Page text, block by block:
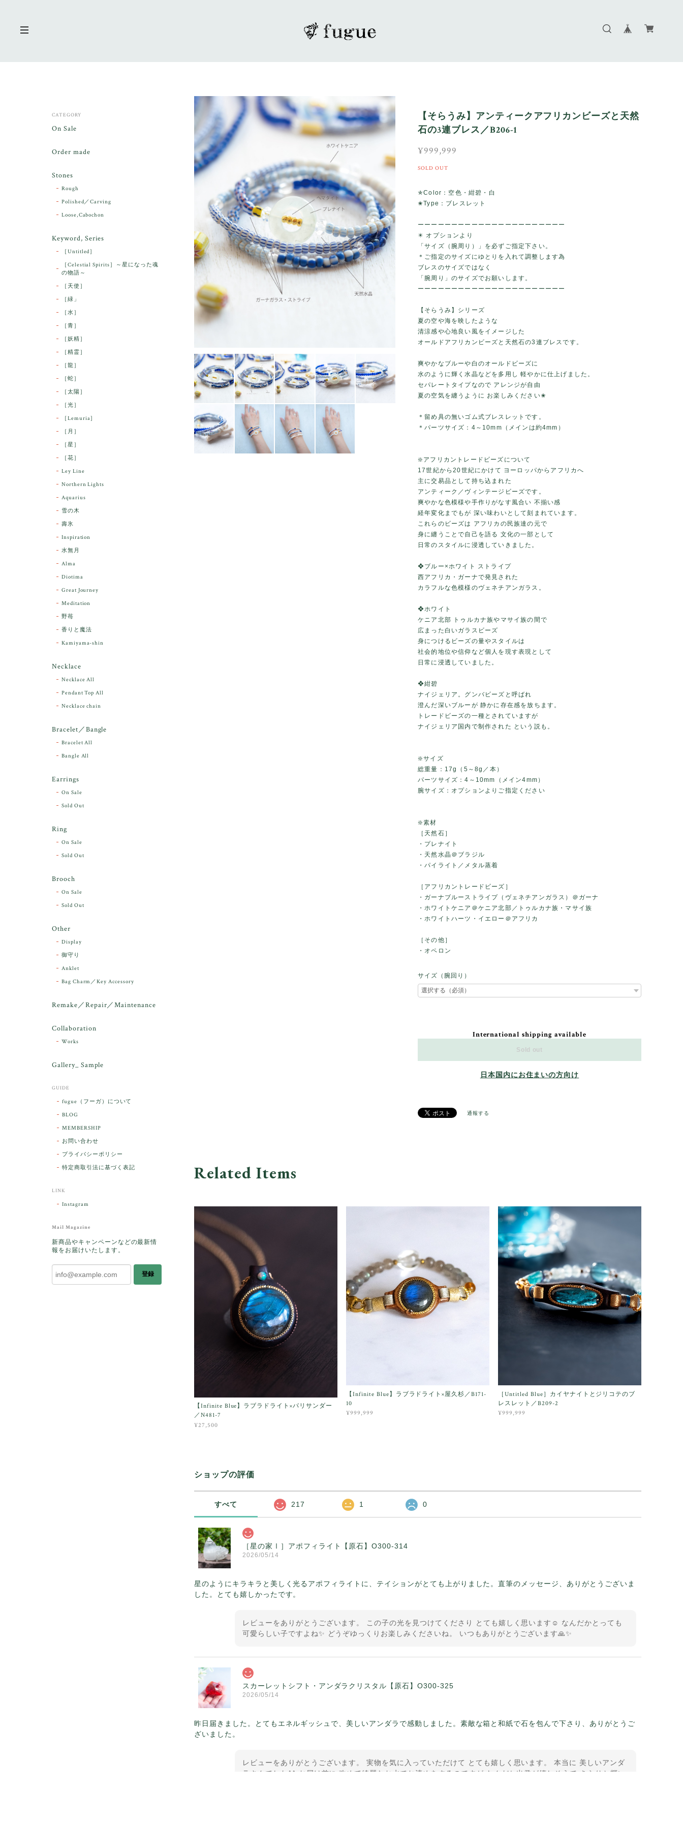
【そらうみ】アンティークアフリカンビーズと天然
石の3連ブレス／B206-1
¥999,999
SOLD OUT
✯Color：空色・紺碧・白
✬Type：ブレスレット
ーーーーーーーーーーーーーーーーーーーーーー
✴️ オプションより
「サイズ（腕周り）」を必ずご指定下さい。
＊ご指定のサイズにゆとりを入れて調整します為
ブレスのサイズではなく
「腕周り」のサイズでお願いします。
ーーーーーーーーーーーーーーーーーーーーーー
【そらうみ】シリーズ
夏の空や海を映したような
清涼感や心地良い風をイメージした
オールドアフリカンビーズと天然石の3連ブレスです。
爽やかなブルーや白のオールドビーズに
水のように輝く水晶などを多用し 軽やかに仕上げました。
セパレートタイプなので アレンジが自由
夏の空気を纏うように お楽しみください✬
＊留め具の無いゴム式ブレスレットです。
＊パーツサイズ：4～10mm（メインは約4mm）
❇️アフリカントレードビーズについて
17世紀から20世紀にかけて ヨーロッパからアフリカへ
主に交易品として持ち込まれた
アンティーク／ヴィンテージビーズです。
爽やかな色模様や手作りがなす風合い 不揃い感
経年変化までもが 深い味わいとして刻まれています。
これらのビーズは アフリカの民族達の元で
身に纏うことで自己を語る 文化の一部として
日常のスタイルに浸透していきました。
❖ブルー×ホワイト ストライプ
西アフリカ・ガーナで発見された
カラフルな色模様のヴェネチアンガラス。
❖ホワイト
ケニア北部 トゥルカナ族やマサイ族の間で
広まった白いガラスビーズ
身につけるビーズの量やスタイルは
社会的地位や信仰など個人を現す表現として
日常に浸透していました。
❖紺碧
ナイジェリア。グンバビーズと呼ばれ
澄んだ深いブルーが 静かに存在感を放ちます。
トレードビーズの一種とされていますが
ナイジェリア国内で制作された という説も。
❇️サイズ
総重量：17g（5～8g／本）
パーツサイズ：4～10mm（メイン4mm）
腕サイズ：オプションよりご指定ください
❇️素材
［天然石］
・プレナイト
・天然水晶＠ブラジル
・パイライト／メタル蒸着
［アフリカントレードビーズ］
・ガーナブルーストライプ（ヴェネチアンガラス）＠ガーナ
・ホワイトケニア＠ケニア北部／トゥルカナ族・マサイ族
・ホワイトハーツ・イエロー＠アフリカ
［その他］
・オペロン
サイズ（腕回り）
International shipping available
Sold out
日本国内にお住まいの方向け
通報する
Related Items
【Infinite Blue】ラブラドライト×パリサンダー
／N481-7
¥27,500
【Infinite Blue】ラブラドライト×屋久杉／B171-
10
¥999,999
［Untitled Blue］カイヤナイトとジリコテのブ
レスレット／B209-2
¥999,999
ショップの評価
すべて 217 1 0
［星の家Ⅰ］アポフィライト【原石】O300-314
2026/05/14
星のようにキラキラと美しく光るアポフィライトに、テイションがとても上がりました。直筆のメッセージ、ありがとうございま
した。とても嬉しかったです。
レビューをありがとうございます。 この子の光を見つけてくださり とても嬉しく思います☺️ なんだかとっても
可愛らしい子ですよね✨ どうぞゆっくりお楽しみくださいね。 いつもありがとうございます🙏✨
スカーレットシフト・アンダラクリスタル【原石】O300-325
2026/05/14
昨日届きました。とてもエネルギッシュで、美しいアンダラで感動しました。素敵な箱と和紙で石を包んで下さり、ありがとうご
ざいました。
レビューをありがとうございます。 実物を気に入っていただけて とても嬉しく思います。 本当に 美しいアンダ
ラさんでした^^ お届け前に 改めて綺麗なお水でお清めをするのですが なんだか出発が嬉しそうで きらりと輝い
CATEGORY
On Sale
Order made
Stones
Rough
Polished／Carving
Loose,Cabochon
Keyword, Series
［Untitled］
［Celestial Spirits］～星になった魂
の物語～
［天使］
［緑」
［水］
［青］
［妖精］
［精霊］
［龍］
［蛇］
［太陽］
［光］
［Lemuria］
［月］
［星］
［花］
Ley Line
Northern Lights
Aquarius
雪の木
壽氷
Inspiration
水無月
Alma
Diotima
Great Journey
Meditation
野苺
香りと魔法
Kamiyama-shin
Necklace
Necklace All
Pendant Top All
Necklace chain
Bracelet／Bangle
Bracelet All
Bangle All
Earrings
On Sale
Sold Out
Ring
On Sale
Sold Out
Brooch
On Sale
Sold Out
Other
Display
御守り
Anklet
Bag Charm／Key Accessory
Remake／Repair／Maintenance
Collaboration
Works
Gallery_ Sample
GUIDE
fugue（フーガ）について
BLOG
MEMBERSHIP
お問い合わせ
プライバシーポリシー
特定商取引法に基づく表記
LINK
Instagram
Mail Magazine
新商品やキャンペーンなどの最新情
報をお届けいたします。
登録